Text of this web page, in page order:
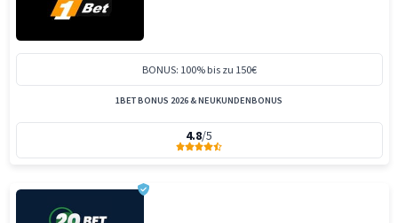
BONUS: 100% bis zu 150€
1BET BONUS 2026 & NEUKUNDENBONUS
4.8/5